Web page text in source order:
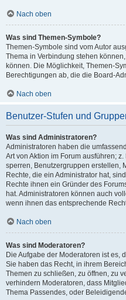
Nach oben
Was sind Themen-Symbole?
Themen-Symbole sind vom Autor
Thema in Verbindung stehen
können. Die Möglichkeit, Themen-
Berechtigungen ab, die die Board-
Nach oben
Benutzer-Stufen und
Was sind Administratoren?
Administratoren haben die
Art von Aktion im Forum ausführen;
sperren, Benutzergruppen erstellen,
Rechte, die ein Administrator hat,
Rechte ihnen ein Gründer des
hat. Administratoren können auch
wenn ihnen das entsprechende
Nach oben
Was sind Moderatoren?
Die Aufgabe der Moderatoren ist es,
Sie haben das Recht, in ihrem
Themen zu schließen, zu öffnen, zu
verhindern Moderatoren, dass
Thema Passendes, oder